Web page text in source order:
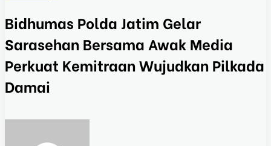
Bidhumas Polda Jatim Gelar
Sarasehan Bersama Awak Media
Perkuat Kemitraan Wujudkan Pilkada
Damai